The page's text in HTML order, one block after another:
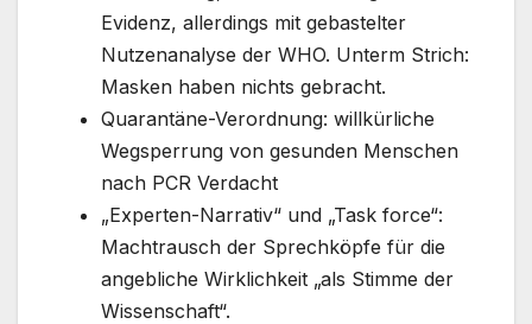
Evidenz, allerdings mit gebastelter
Nutzenanalyse der WHO. Unterm Strich:
Masken haben nichts gebracht.
Quarantäne-Verordnung: willkürliche
Wegsperrung von gesunden Menschen
nach PCR Verdacht
„Experten-Narrativ“ und „Task force“:
Machtrausch der Sprechköpfe für die
angebliche Wirklichkeit „als Stimme der
Wissenschaft“.